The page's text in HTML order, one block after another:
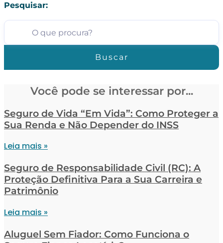
Pesquisar:
Buscar
Você pode se interessar por...
Seguro de Vida “Em Vida”: Como Proteger a
Sua Renda e Não Depender do INSS
Leia mais »
Seguro de Responsabilidade Civil (RC): A
Proteção Definitiva Para a Sua Carreira e
Patrimônio
Leia mais »
Aluguel Sem Fiador: Como Funciona o